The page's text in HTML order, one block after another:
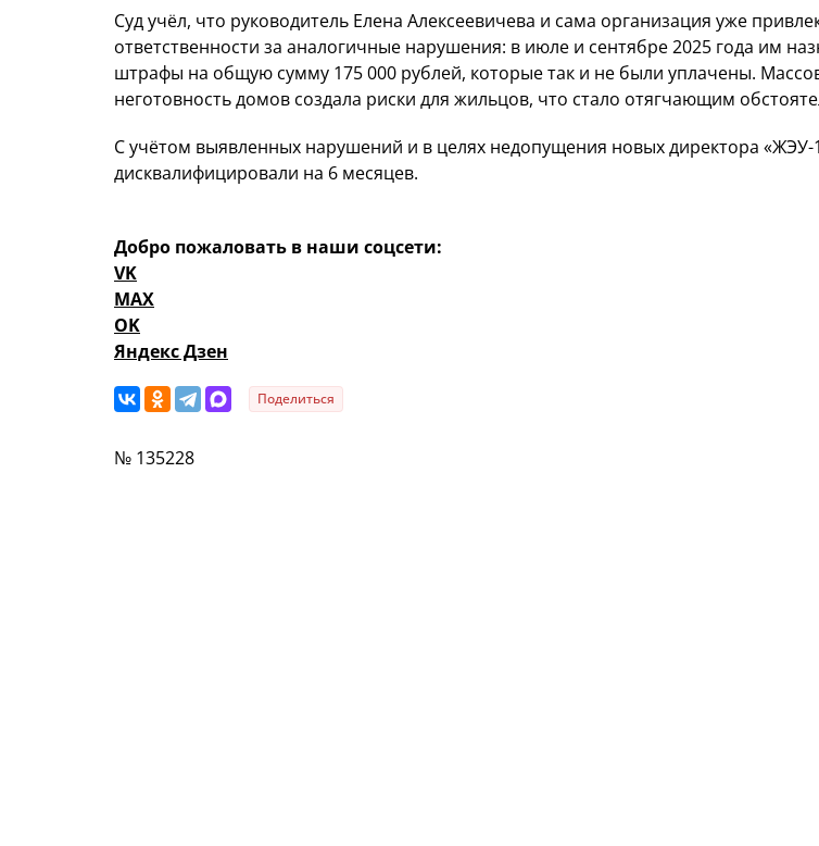
Суд учёл, что руководитель Елена Алексеевичева и сама организация уже
ответственности за аналогичные нарушения: в июле и сентябре 2025 года им
штрафы на общую сумму 175 000 рублей, которые так и не были уплачены.
неготовность домов создала риски для жильцов, что стало отягчающим
С учётом выявленных нарушений и в целях недопущения новых директора «ЖЭУ-
дисквалифицировали на 6 месяцев.
Добро пожаловать в наши соцсети:
VK
MAX
OK
Яндекс Дзен
Поделиться
№ 135228